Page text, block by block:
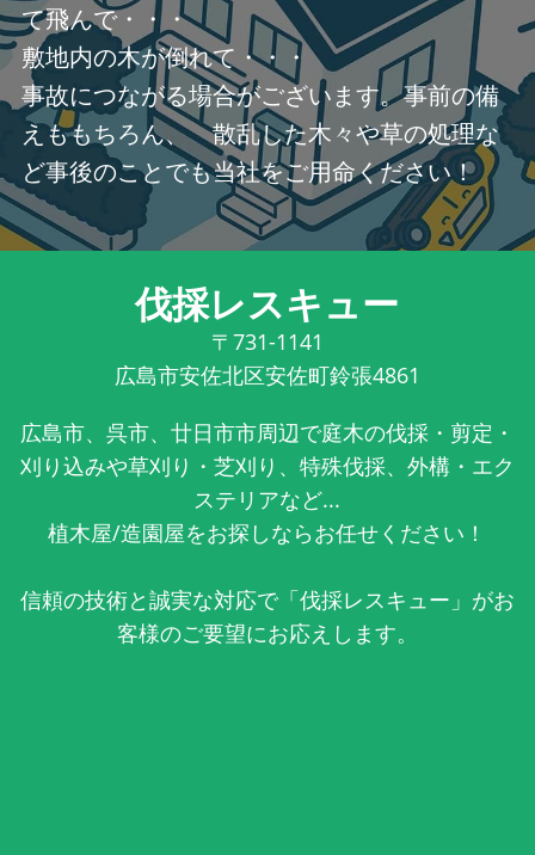
て飛んで・・・
敷地内の木が倒れて・・・
事故につながる場合がございます。事前の備
えももちろん、 散乱した木々や草の処理な
ど事後のことでも当社をご用命ください！
伐採レスキュー
〒731-1141
広島市安佐北区安佐町鈴張4861
広島市、呉市、廿日市市周辺で庭木の伐採・剪定・
刈り込みや草刈り・芝刈り、特殊伐採、外構・エク
ステリアなど...
植木屋/造園屋をお探しならお任せください！
信頼の技術と誠実な対応で「伐採レスキュー」がお
客様のご要望にお応えします。